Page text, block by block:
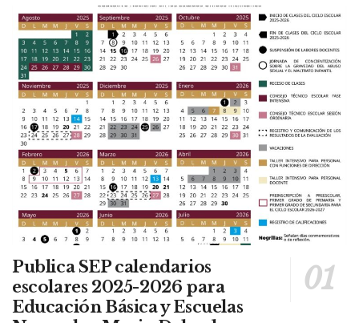
Publica SEP calendarios
escolares 2025-2026 para
Educación Básica y Escuelas